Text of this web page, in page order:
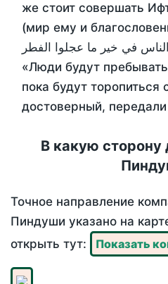
же стоит совершать
(мир ему и
الناس في خير ما عجلوا الفطر
«Люди будут
пока будут
достоверный,
В какую сторону
Точное направление
Пиндуши указано на
открыть тут:
Показать